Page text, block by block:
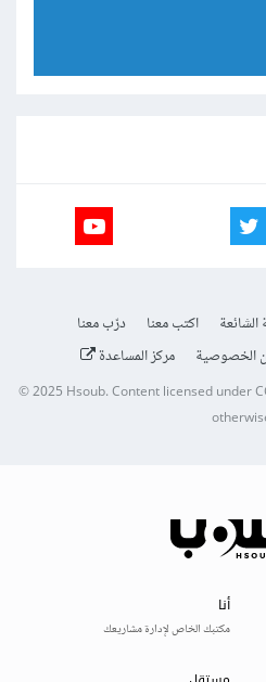
الشائعة اكتب معنا
درّب معنا
الخصوصية مركز المساعدة
© 2025Hsoub.Content licensed under